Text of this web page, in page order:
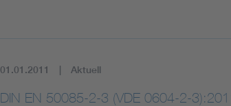
01.01.2011 Aktuell
DIN EN 50085-2-3 (VDE 0604-2-